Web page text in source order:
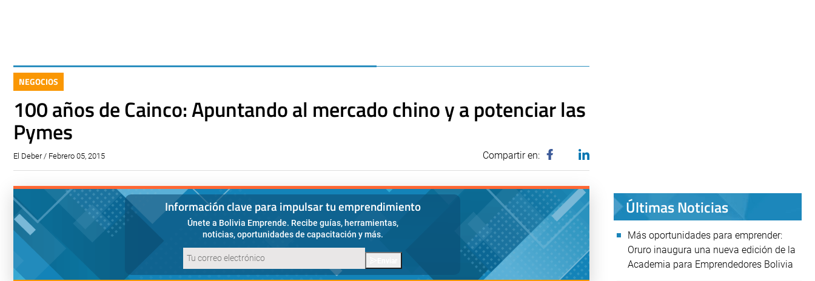
NEGOCIOS
100 años de Cainco: Apuntando al mercado chino y a potenciar las
Pymes
El Deber / Febrero 05, 2015 Compartir en:
Información clave para impulsar tu emprendimiento
Únete a Bolivia Emprende. Recibe guías, herramientas,
noticias, oportunidades de capacitación y más.
Últimas Noticias
Más oportunidades para emprender:
Oruro inaugura una nueva edición de la
Academia para Emprendedores Bolivia